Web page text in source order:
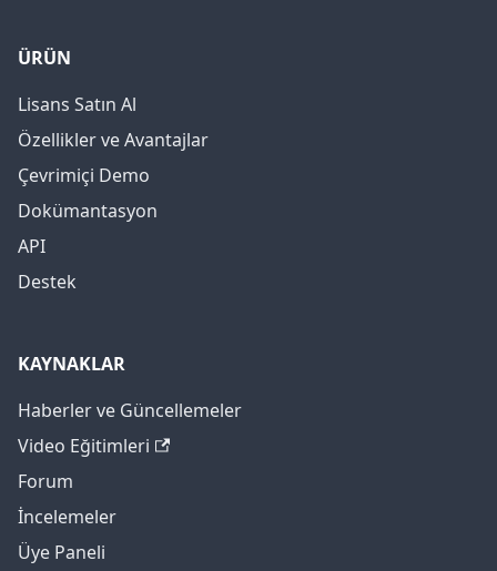
ÜRÜN
Lisans Satın Al
Özellikler ve Avantajlar
Çevrimiçi Demo
Dokümantasyon
API
Destek
KAYNAKLAR
Haberler ve Güncellemeler
Video Eğitimleri
Forum
İncelemeler
Üye Paneli